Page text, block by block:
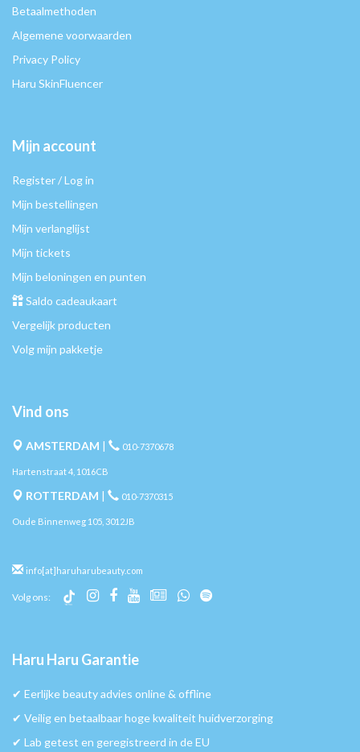
Betaalmethoden
Algemene voorwaarden
Privacy Policy
Haru SkinFluencer
Mijn account
Register / Log in
Mijn bestellingen
Mijn verlanglijst
Mijn tickets
Mijn beloningen en punten
Saldo cadeaukaart
Vergelijk producten
Volg mijn pakketje
Vind ons
AMSTERDAM | 010-7370678
Hartenstraat 4, 1016CB
ROTTERDAM | 010-7370315
Oude Binnenweg 105, 3012JB
info[at]haruharubeauty.com
Volg ons:
Haru Haru Garantie
✔︎ Eerlijke beauty advies online & offline
✔︎ Veilig en betaalbaar hoge kwaliteit huidverzorging
✔︎ Lab getest en geregistreerd in de EU